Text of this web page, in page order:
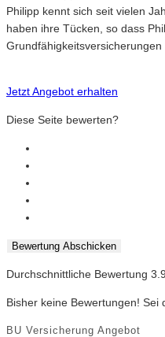
Philipp kennt sich seit vielen
haben ihre Tücken, so dass
Jetzt Angebot erhalten
Diese Seite bewerten?
Bewertung Abschicken
Durchschnittliche Bewertung 3.9
Bisher keine Bewertungen!
BU Versicherung Angebot